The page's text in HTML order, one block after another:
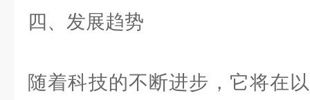
四、发展趋势
随着科技的不断进步，它将在